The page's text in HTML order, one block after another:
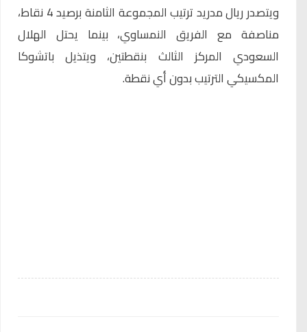
ويتصدر ريال مدريد ترتيب المجموعة الثامنة برصيد 4 نقاط،
مناصفة مع الفريق النمساوي، بينما يحتل الهلال
السعودي المركز الثالث بنقطتين، ويتذيل باتشوكا
المكسيكي الترتيب بدون أي نقطة.